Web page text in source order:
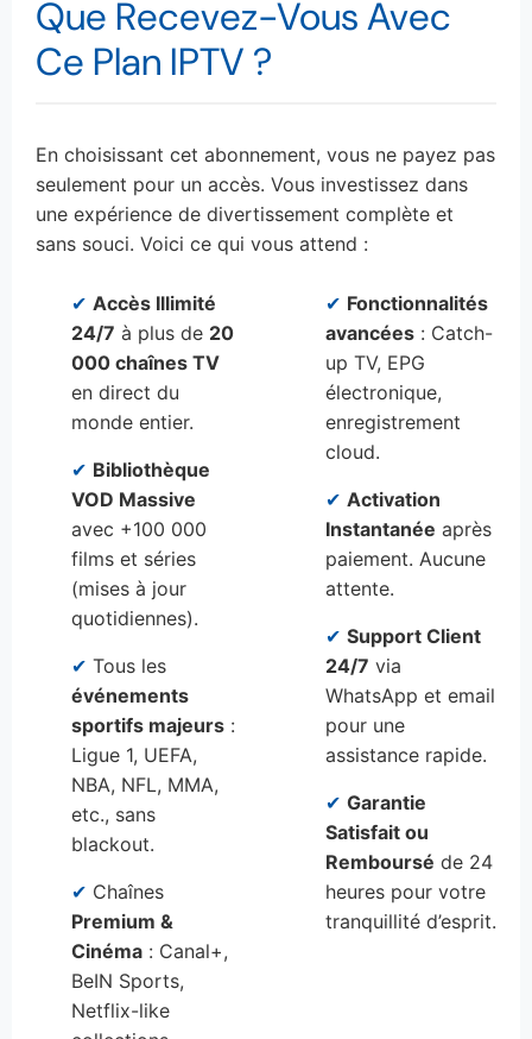
Que Recevez-Vous Avec
Ce Plan IPTV ?
En choisissant cet abonnement, vous ne payez pas
seulement pour un accès. Vous investissez dans
une expérience de divertissement complète et
sans souci. Voici ce qui vous attend :
✔ Accès Illimité
24/7 à plus de 20
000 chaînes TV
en direct du
monde entier.
✔ Bibliothèque
VOD Massive
avec +100 000
films et séries
(mises à jour
quotidiennes).
✔ Tous les
événements
sportifs majeurs :
Ligue 1, UEFA,
NBA, NFL, MMA,
etc., sans
blackout.
✔ Chaînes
Premium &
Cinéma : Canal+,
BeIN Sports,
Netflix-like
✔ Fonctionnalités
avancées : Catch-
up TV, EPG
électronique,
enregistrement
cloud.
✔ Activation
Instantanée après
paiement. Aucune
attente.
✔ Support Client
24/7 via
WhatsApp et email
pour une
assistance rapide.
✔ Garantie
Satisfait ou
Remboursé de 24
heures pour votre
tranquillité d’esprit.